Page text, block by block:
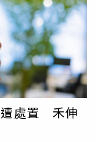
遭處置 禾伸